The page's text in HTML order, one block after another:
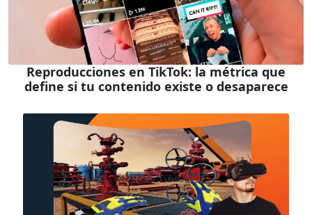
Reproducciones en TikTok: la métrica que
define si tu contenido existe o desaparece